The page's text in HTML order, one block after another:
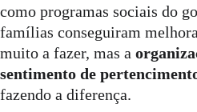
como programas sociais do
famílias conseguiram
muito a fazer, mas a
sentimento de
fazendo a diferença.